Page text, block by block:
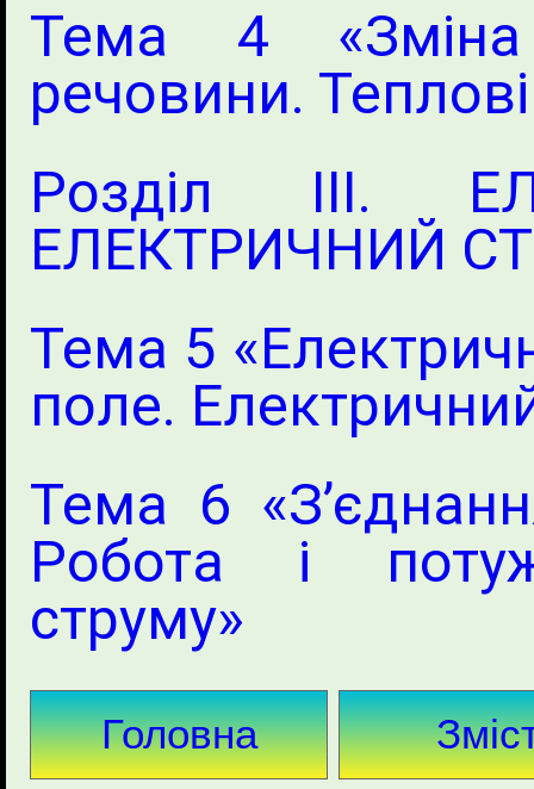
Тема 4 «Зміна
речовини.
Розділ III.
ЕЛЕКТРИЧНИЙ
Тема 5
поле.
Тема 6
Робота і
струму»
Головна